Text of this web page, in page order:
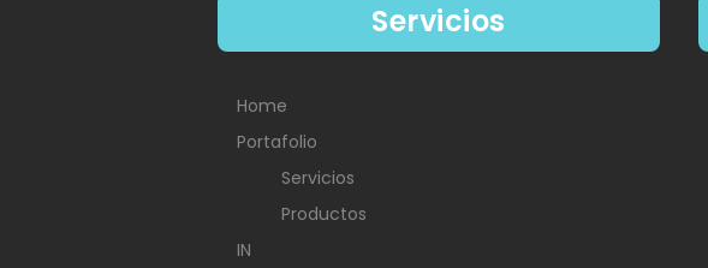
Servicios
Home
Portafolio
Servicios
Productos
IN